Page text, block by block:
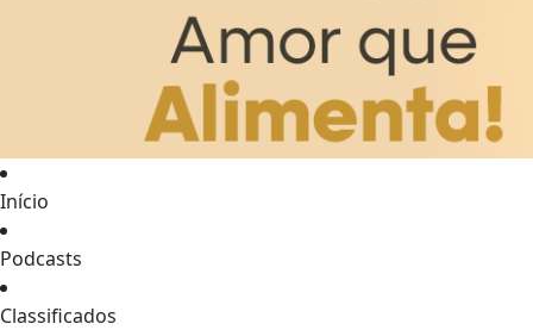
Início
Podcasts
Classificados